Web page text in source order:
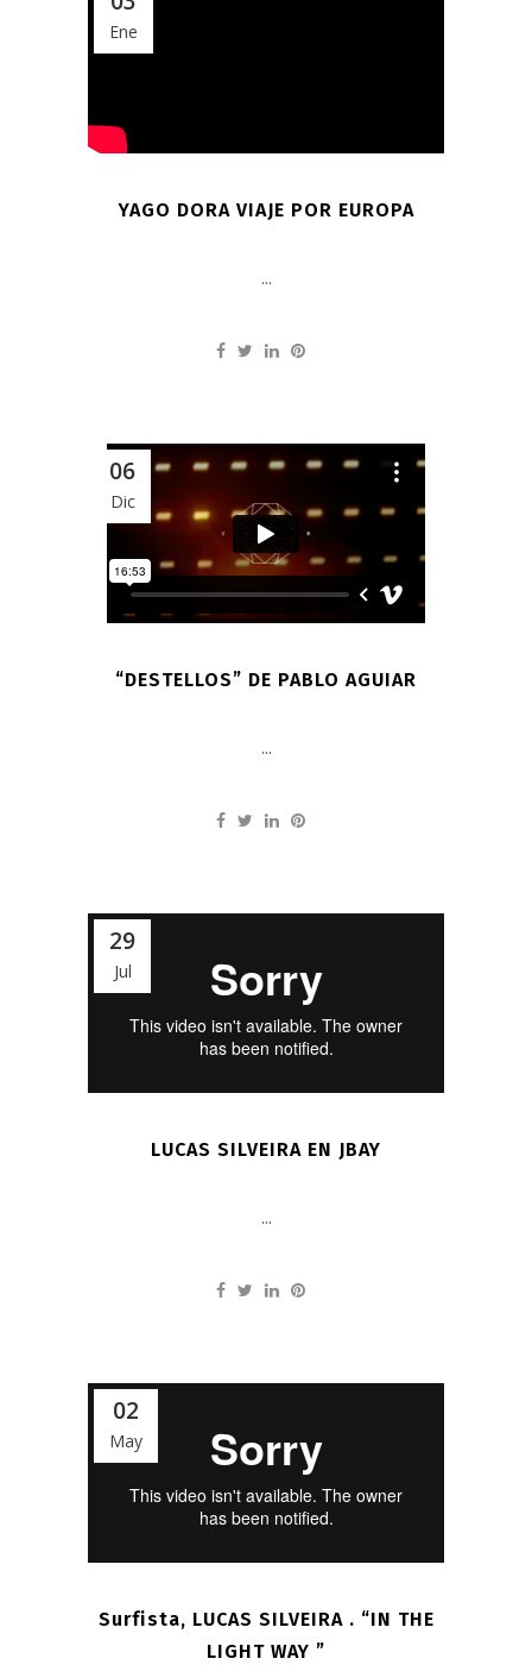
Ene
YAGO DORA VIAJE POR EUROPA
...
06
Dic
“DESTELLOS” DE PABLO AGUIAR
...
29
Jul
LUCAS SILVEIRA EN JBAY
...
02
May
Surfista, LUCAS SILVEIRA . “IN THE
LIGHT WAY ”